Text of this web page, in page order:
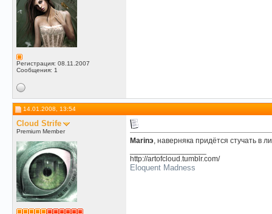
Регистрация: 08.11.2007
Сообщения: 1
14.01.2008, 13:54
Cloud Strife
Premium Member
Marinэ, наверняка придётся стучать в
http://artofcloud.tumblr.com/
Eloquent Madness